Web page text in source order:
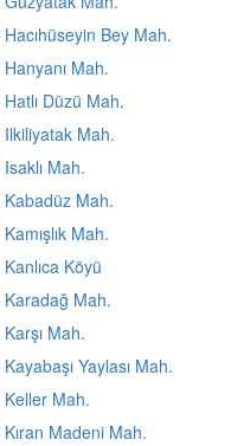
Hacıhüseyin Bey Mah.
Hanyanı Mah.
Hatlı Düzü Mah.
Ilkiliyatak Mah.
Isaklı Mah.
Kabadüz Mah.
Kamışlık Mah.
Kanlıca Köyü
Karadağ Mah.
Karşı Mah.
Kayabaşı Yaylası Mah.
Keller Mah.
Kıran Madeni Mah.